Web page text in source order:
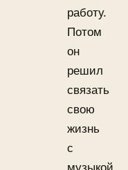
работу.
Потом
он
решил
связать
свою
жизнь
с
музыкой.